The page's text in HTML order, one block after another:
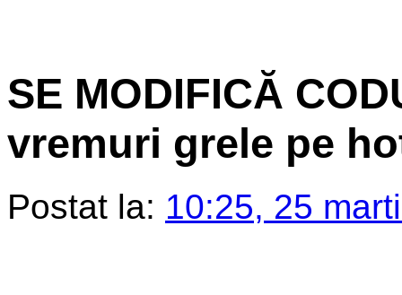
SE MODIFICĂ
vremuri grele pe
Postat la: 10:25, 25